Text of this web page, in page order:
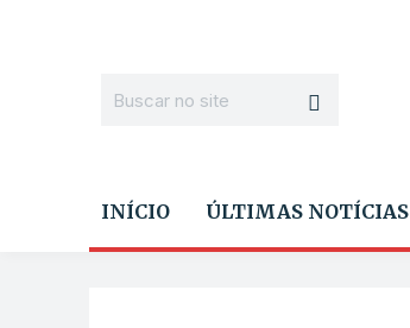
INÍCIO ÚLTIMAS NOTÍCIAS